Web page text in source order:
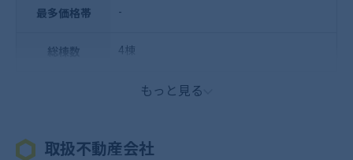
最多価格帯 -
総棟数 4棟
もっと見る
取扱不動産会社